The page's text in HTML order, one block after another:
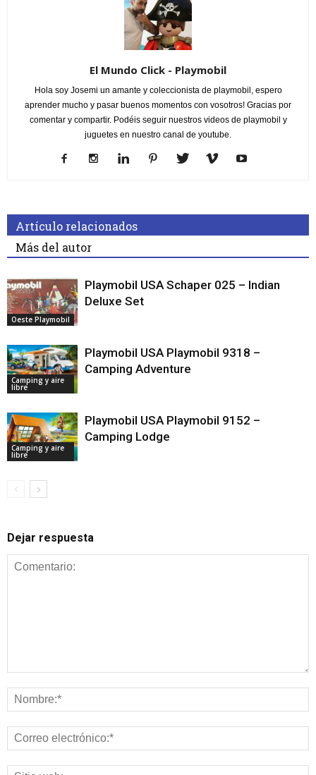
El Mundo Click - Playmobil
Hola soy Josemi un amante y coleccionista de playmobil, espero
aprender mucho y pasar buenos momentos con vosotros! Gracias por
comentar y compartir. Podéis seguir nuestros videos de playmobil y
juguetes en nuestro canal de youtube.
Artículo relacionados
Más del autor
Oeste Playmobil
Playmobil USA Schaper 025 – Indian
Deluxe Set
Camping y aire
libre
Playmobil USA Playmobil 9318 –
Camping Adventure
Camping y aire
libre
Playmobil USA Playmobil 9152 –
Camping Lodge
Dejar respuesta